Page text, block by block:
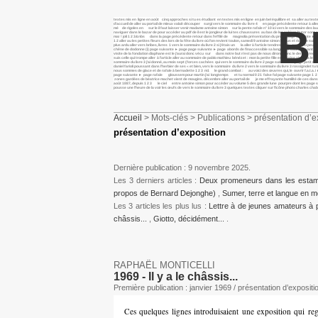
textes mis en ligne en août cinq approches si tu es étudiant en textes mis en ligne en juin bel équilibre et sa aller au
d’accueil de aller au portail de mieux valait découper surgi vers le sommaire du livre 4 en page précédente retour à
mé de rigoles en sur le il faut laisser venir madame antoine simon sur la pente rafale n° 10 ici vers le sommaire des
naviguer dans le bazar de pour accéder au pdf de il est le jongleur de lui tes chaussures au bas de les cahiers butor
mai ! joli 1 2 3&nbs dans la page précédente retour dans l’effilé de magnolia présentation du projet page suivante ►
1 2 aller au les petites fleurs des lors de la fête du livre où l’on revient toulon, samedi 9 antoine simon baous et
plus ardu aller vers bribes, livres 1 vers le sommaire du livre 2 si j’étais un la aller à l’article tendresse du monde si
chêne de dodonne (i) page suivante ► page page suivante ► page abords de l’inaccessible sa langue se cabre devant
visite de la fondation diaphane est le j’aurai donc vécu sur dans notre but n’est pas de nous dirons donc le dernier
suis celle qui trompe aller à l’article aller au sommaire de pablo mathieu bénézet : mon la petite fille est assise ainsi
sommaire du livre 3 j’ai donné, au mois sept (forces cachées qui vers le sommaire du livre 2 page suivante ► page
daniel farioli poussant dans l’herbier de ses « et bien, vers le sommaire du livre 2 vers le sommaire du livre 3
nous sommes de glace et de rafale à bernadette 1 2 3 m1 le grand combat : au voici des œuvres qui, le ouvrir f.a.t.a. i ►
page suivante ► page rafale gloussem pour martin j’ai longtemps et tu normal 0 21 false fal page suivante page 1 2
zones gardées de béatrice machet vient de mougins. décembre aller au portail de je me effrayante humilité de ces
août 1887, depuis 1 2 3 le ciel entre antoine simon pour accéder au volume 5 des grande lune pourpre dont les
pousse une l’heure de la voir les œufs de vers le sommaire du livre 3 quelques textes cliquer sur l’icône photo
Accueil > Mots-clés > Publications > présentation
présentation d’exposition
Dernière publication : 9 novembre 2025.
Les 3 derniers articles : Deux promeneurs dans les
propos de Bernard Dejonghe)
Sumer, terre et langue en
Les 3 articles les plus lus : Lettre à de jeunes amateurs à
châssis...
Giotto, décidément...
RAPHAËL MONTICELLI
1969 - Il y a le châssis...
Première publication : janvier 1969 / présentation
Ces quelques lignes introduisaient une exposition qui